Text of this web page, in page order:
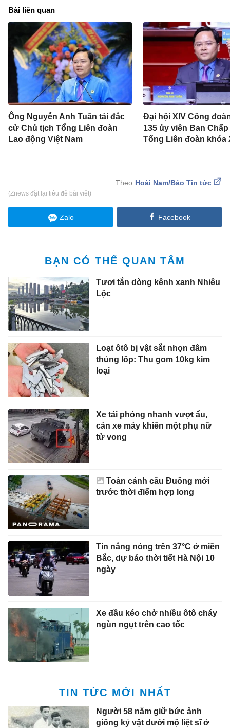
Bài liên quan
Ông Nguyễn Anh Tuấn tái đắc
cử Chủ tịch Tổng Liên đoàn
Lao động Việt Nam
Đại hội XIV Công
135 ủy viên Ban
Tổng Liên đoàn khóa
Hoài Nam/Báo Tin tức
(Znews đặt lại tiêu đề bài viết)
Zalo Facebook
BẠN CÓ THỂ QUAN TÂM
Tươi tắn dòng kênh xanh Nhiêu
Lộc
Loạt ôtô bị vật sắt nhọn đâm
thủng lốp: Thu gom 10kg kim
loại
Xe tải phóng nhanh vượt ẩu,
cán xe máy khiến một phụ nữ
tử vong
Toàn cảnh cầu Đuống mới
trước thời điểm hợp long
Tin nắng nóng trên 37°C ở miền
Bắc, dự báo thời tiết Hà Nội 10
ngày
Xe đầu kéo chở nhiều ôtô cháy
ngùn ngụt trên cao tốc
TIN TỨC MỚI NHẤT
Người 58 năm giữ bức ảnh
giống kỷ vật dưới mộ liệt sĩ ở